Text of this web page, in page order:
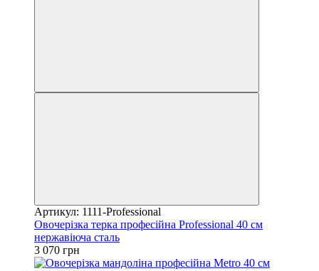
Артикул: 1111-Professional
Овочерізка терка професійна Professional 40 см
нержавіюча сталь
3 070 грн